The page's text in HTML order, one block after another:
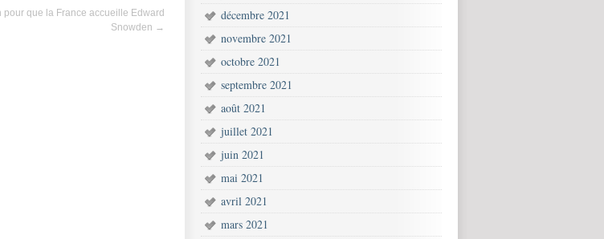
pour que la France accueille Edward
Snowden →
décembre 2021
novembre 2021
octobre 2021
septembre 2021
août 2021
juillet 2021
juin 2021
mai 2021
avril 2021
mars 2021